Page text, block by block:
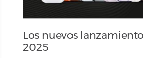
Los nuevos
2025